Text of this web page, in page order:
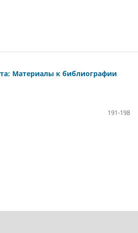
Материалы к библиографии
191-198